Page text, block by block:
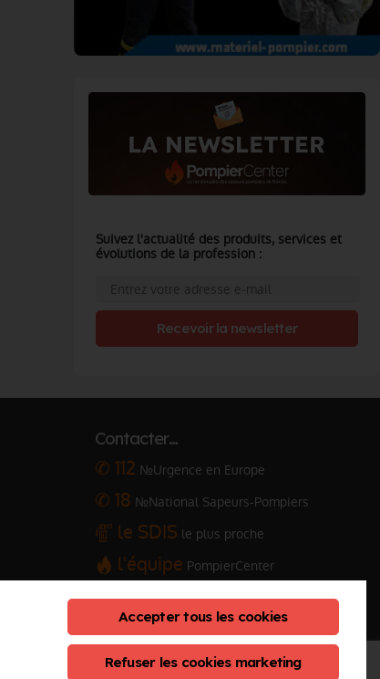
Suivez l'actualité des produits, services et
évolutions de la profession :
Recevoir la newsletter
Contacter…
✆ 112 №Urgence en Europe
✆ 18 №National Sapeurs-Pompiers
le SDIS le plus proche
l'équipe PompierCenter
Accepter tous les cookies
Refuser les cookies marketing